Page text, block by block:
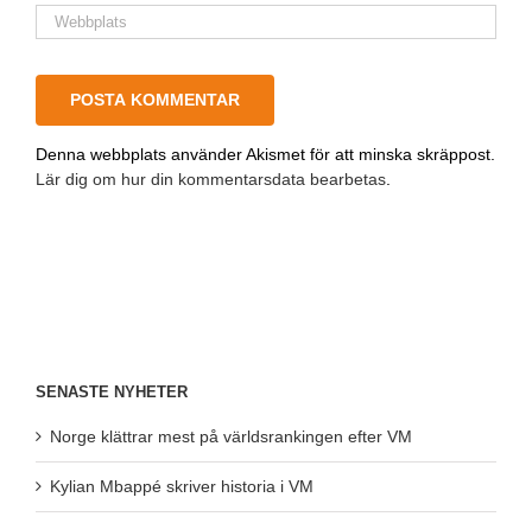
Denna webbplats använder Akismet för att minska skräppost.
Lär dig om hur din kommentarsdata bearbetas.
SENASTE NYHETER
Norge klättrar mest på världsrankingen efter VM
Kylian Mbappé skriver historia i VM